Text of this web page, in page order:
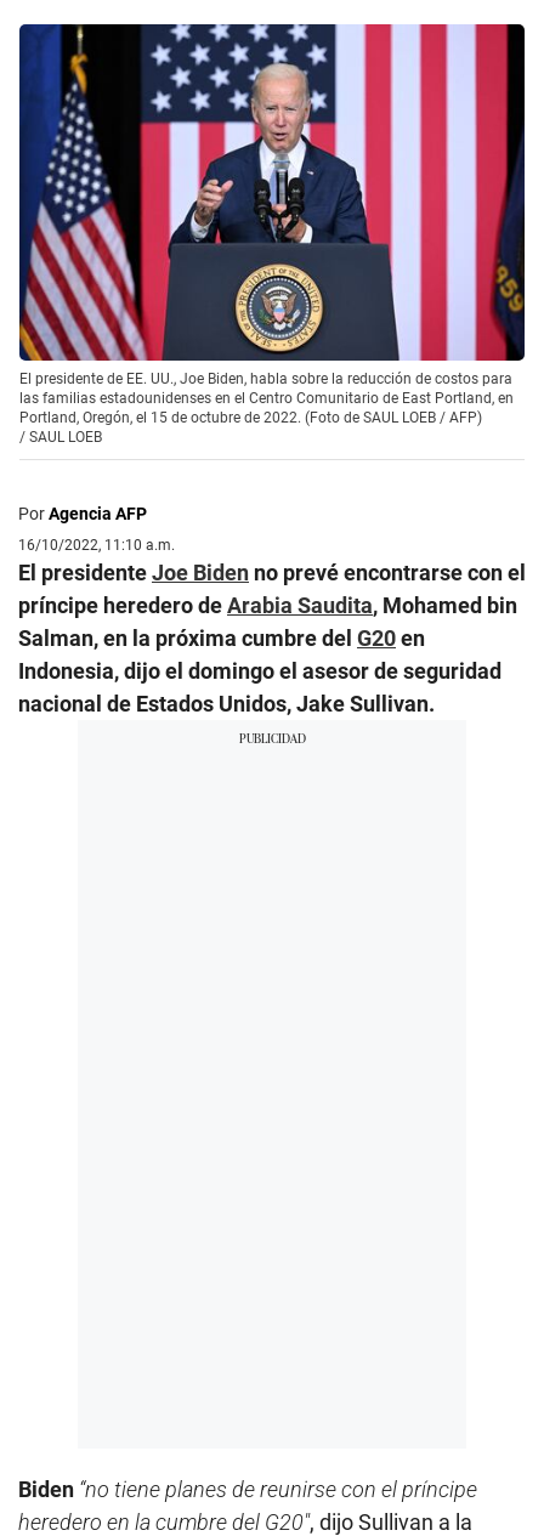
El presidente de EE. UU., Joe Biden, habla sobre la reducción de costos para
las familias estadounidenses en el Centro Comunitario de East Portland, en
Portland, Oregón, el 15 de octubre de 2022. (Foto de SAUL LOEB / AFP)
/ SAUL LOEB
PorAgencia AFP
16/10/2022, 11:10 a.m.
El presidenteJoe Biden no prevé encontrarse con el
príncipe heredero deArabia Saudita, Mohamed bin
Salman, en la próxima cumbre del G20en
Indonesia, dijo el domingo el asesor de seguridad
nacional de Estados Unidos, Jake Sullivan.
Biden “no tiene planes de reunirse con el príncipe
heredero en la cumbre del G20″, dijo Sullivan a la